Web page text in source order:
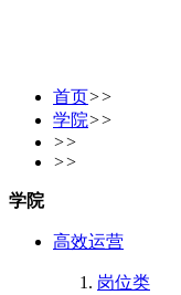
首页>>
学院>>
>>
>>
学院
高效运营
岗位类